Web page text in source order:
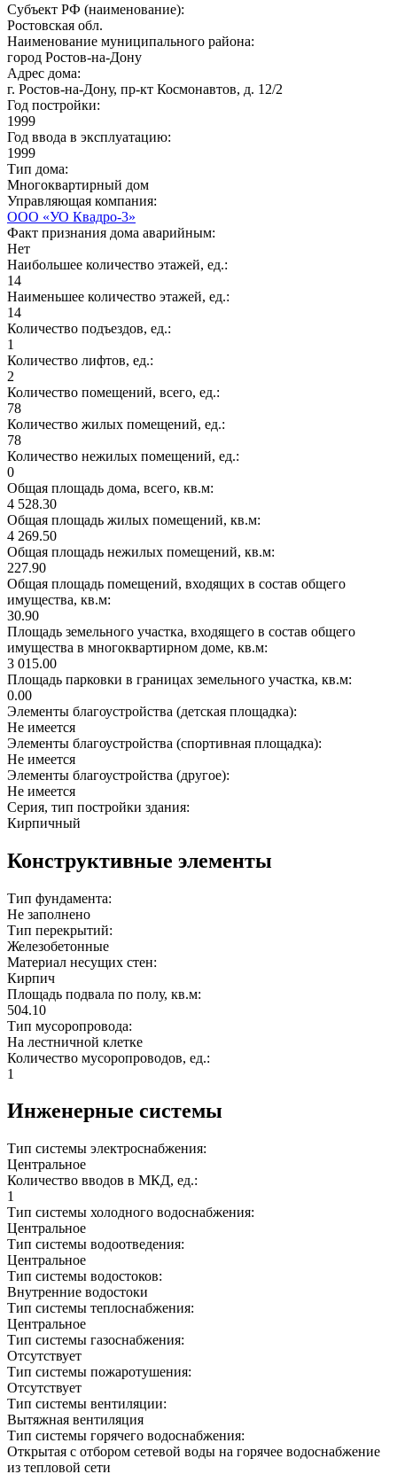
Субъект РФ (наименование):
Ростовская обл.
Наименование муниципального района:
город Ростов-на-Дону
Адрес дома:
г. Ростов-на-Дону, пр-кт Космонавтов, д. 12/2
Год постройки:
1999
Год ввода в эксплуатацию:
1999
Тип дома:
Многоквартирный дом
Управляющая компания:
ООО «УО Квадро-3»
Факт признания дома аварийным:
Нет
Наибольшее количество этажей, ед.:
14
Наименьшее количество этажей, ед.:
14
Количество подъездов, ед.:
1
Количество лифтов, ед.:
2
Количество помещений, всего, ед.:
78
Количество жилых помещений, ед.:
78
Количество нежилых помещений, ед.:
0
Общая площадь дома, всего, кв.м:
4 528.30
Общая площадь жилых помещений, кв.м:
4 269.50
Общая площадь нежилых помещений, кв.м:
227.90
Общая площадь помещений, входящих в состав общего
имущества, кв.м:
30.90
Площадь земельного участка, входящего в состав общего
имущества в многоквартирном доме, кв.м:
3 015.00
Площадь парковки в границах земельного участка, кв.м:
0.00
Элементы благоустройства (детская площадка):
Не имеется
Элементы благоустройства (спортивная площадка):
Не имеется
Элементы благоустройства (другое):
Не имеется
Серия, тип постройки здания:
Кирпичный
Конструктивные элементы
Тип фундамента:
Не заполнено
Тип перекрытий:
Железобетонные
Материал несущих стен:
Кирпич
Площадь подвала по полу, кв.м:
504.10
Тип мусоропровода:
На лестничной клетке
Количество мусоропроводов, ед.:
1
Инженерные системы
Тип системы электроснабжения:
Центральное
Количество вводов в МКД, ед.:
1
Тип системы холодного водоснабжения:
Центральное
Тип системы водоотведения:
Центральное
Тип системы водостоков:
Внутренние водостоки
Тип системы теплоснабжения:
Центральное
Тип системы газоснабжения:
Отсутствует
Тип системы пожаротушения:
Отсутствует
Тип системы вентиляции:
Вытяжная вентиляция
Тип системы горячего водоснабжения:
Открытая с отбором сетевой воды на горячее водоснабжение
из тепловой сети